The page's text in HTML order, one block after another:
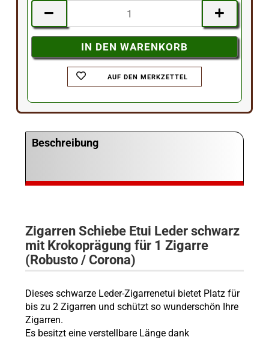
AUF DEN MERKZETTEL
Beschreibung
Zigarren Schiebe Etui Leder schwarz
mit Krokoprägung für 1 Zigarre
(Robusto / Corona)
Dieses schwarze Leder-Zigarrenetui bietet Platz für
bis zu 2 Zigarren und schützt so wunderschön Ihre
Zigarren.
Es besitzt eine verstellbare Länge dank